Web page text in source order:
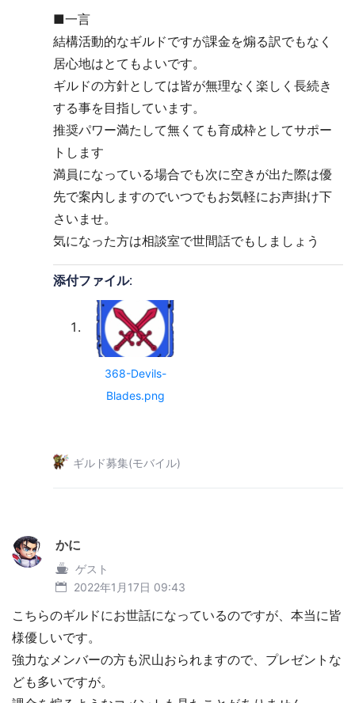
■一言
結構活動的なギルドですが課金を煽る訳でもなく
居心地はとてもよいです。
ギルドの方針としては皆が無理なく楽しく長続き
する事を目指しています。
推奨パワー満たして無くても育成枠としてサポー
トします
満員になっている場合でも次に空きが出た際は優
先で案内しますのでいつでもお気軽にお声掛け下
さいませ。
気になった方は相談室で世間話でもしましょう
添付ファイル:
368-Devils-
Blades.png
ギルド募集(モバイル)
かに
ゲスト
2022年1月17日 09:43
こちらのギルドにお世話になっているのですが、本当に皆
様優しいです。
強力なメンバーの方も沢山おられますので、プレゼントな
ども多いですが。